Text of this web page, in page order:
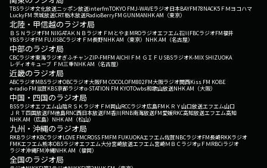
TBSラジオ文化放送ニッポン放送interfmTOKYO FMJ-WAVEラジオ日本BAYFM78NACK5 ＦＭヨコハマ
LuckyFM 茨城放送CRT栃木放送RadioBerryFM GUNMANHK AM（東京）
北陸・甲信越のラジオ局
ＢＳＮラジオFM NIIGATAＫＮＢラジオ ＦＭとやまMROラジオエフエム石川FBCラジオFM福井
YBSラジオFM FUJISBCラジオ ＦＭ長野NHK AM（東京） NHK AM（名古屋）
中部のラジオ局
CBCラジオ東海ラジオぎふチャンZIP-FMFM AICHI ＦＭ ＧＩＦＵ SBSラジオK-MIX SHIZUOKA
レディオキューブ ＦＭ三重NHK AM（名古屋）
近畿のラジオ局
ABCラジオMBSラジオOBCラジオ大阪FM COCOLOFM802FM大阪ラジオ関西Kiss FM KOBE
e-radio FM滋賀KBS京都ラジオα-STATION FM KYOTOwbs和歌山放送NHK AM（大阪）
中国・四国のラジオ局
BSSラジオエフエム山陰ＲＳＫラジオ ＦＭ岡山RCCラジオ広島FM ＫＲＹ山口放送エフエム山口
ＪＲＴ四国放送FM徳島RNC西日本放送FM香川RNB南海放送FM愛媛RKC高知放送エフエム高知
NHK AM（広島） NHK AM（松山）
九州・沖縄のラジオ局
RKBラジオKBCラジオLOVE FMCROSS FMFM FUKUOKAエフエム佐賀NBCラジオFM長崎RKKラジオ
FMKエフエム熊本OBSラジオエフエム大分宮崎放送エフエム宮崎ＭＢＣラジオμＦＭRBCiラジオ
ラジオ沖縄FM沖縄NHK AM（福岡）
全国のラジオ局